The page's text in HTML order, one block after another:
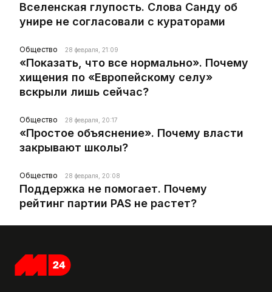
Вселенская глупость. Слова Санду об
унире не согласовали с кураторами
Общество 28 февраля, 21:09
«Показать, что все нормально». Почему
хищения по «Европейскому селу»
вскрыли лишь сейчас?
Общество 28 февраля, 20:17
«Простое объяснение». Почему власти
закрывают школы?
Общество 28 февраля, 20:08
Поддержка не помогает. Почему
рейтинг партии PAS не растет?